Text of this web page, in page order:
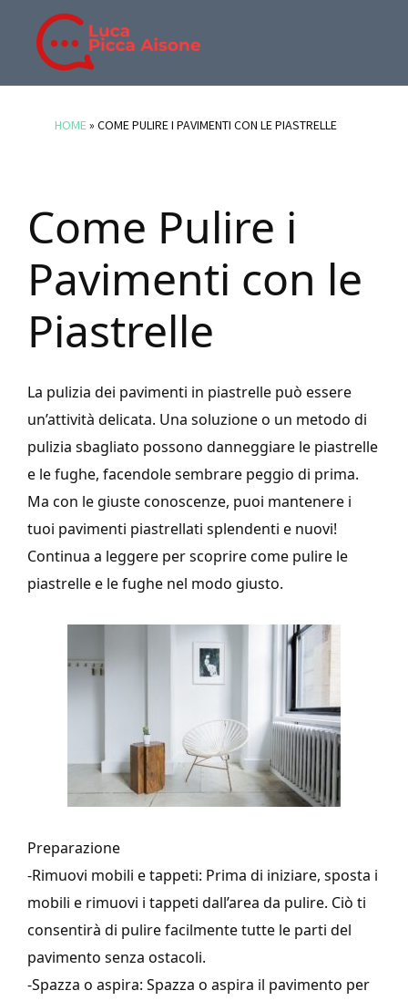
primary
BLOG
DI
LUCA
Blog
HOME» COME PULIRE I PAVIMENTI CON LE PIASTRELLE
Come Pulire i
Pavimenti con le
Piastrelle
La pulizia dei pavimenti in piastrelle può essere
un’attività delicata. Una soluzione o un metodo di
pulizia sbagliato possono danneggiare le piastrelle
e le fughe, facendole sembrare peggio di prima.
Ma con le giuste conoscenze, puoi mantenere i
tuoi pavimenti piastrellati splendenti e nuovi!
Continua a leggere per scoprire come pulire le
piastrelle e le fughe nel modo giusto.
Preparazione
-Rimuovi mobili e tappeti: Prima di iniziare, sposta i
mobili e rimuovi i tappeti dall’area da pulire. Ciò ti
consentirà di pulire facilmente tutte le parti del
pavimento senza ostacoli.
-Spazza o aspira: Spazza o aspira il pavimento per